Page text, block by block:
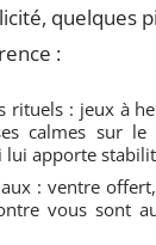
quelques
:
rituels : jeux à
calmes sur le
apporte
: ventre
vous sont